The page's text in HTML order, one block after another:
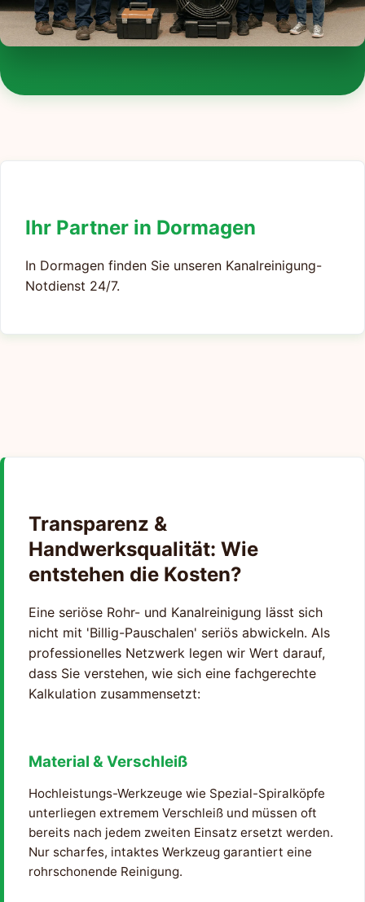
Ihr Partner in Dormagen
In Dormagen finden Sie unseren Kanalreinigung-
Notdienst 24/7.
Transparenz &
Handwerksqualität: Wie
entstehen die Kosten?
Eine seriöse Rohr- und Kanalreinigung lässt sich
nicht mit 'Billig-Pauschalen' seriös abwickeln. Als
professionelles Netzwerk legen wir Wert darauf,
dass Sie verstehen, wie sich eine fachgerechte
Kalkulation zusammensetzt:
Material & Verschleiß
Hochleistungs-Werkzeuge wie Spezial-Spiralköpfe
unterliegen extremem Verschleiß und müssen oft
bereits nach jedem zweiten Einsatz ersetzt werden.
Nur scharfes, intaktes Werkzeug garantiert eine
rohrschonende Reinigung.